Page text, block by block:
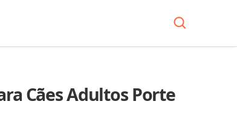
Cães Adultos Porte